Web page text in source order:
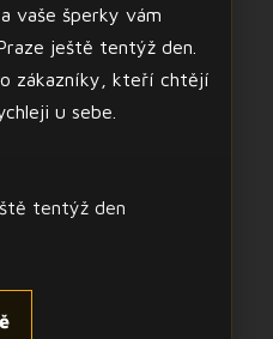
vaše šperky vám
ještě tentýž den.
zákazníky, kteří chtějí
u sebe.
tentýž den